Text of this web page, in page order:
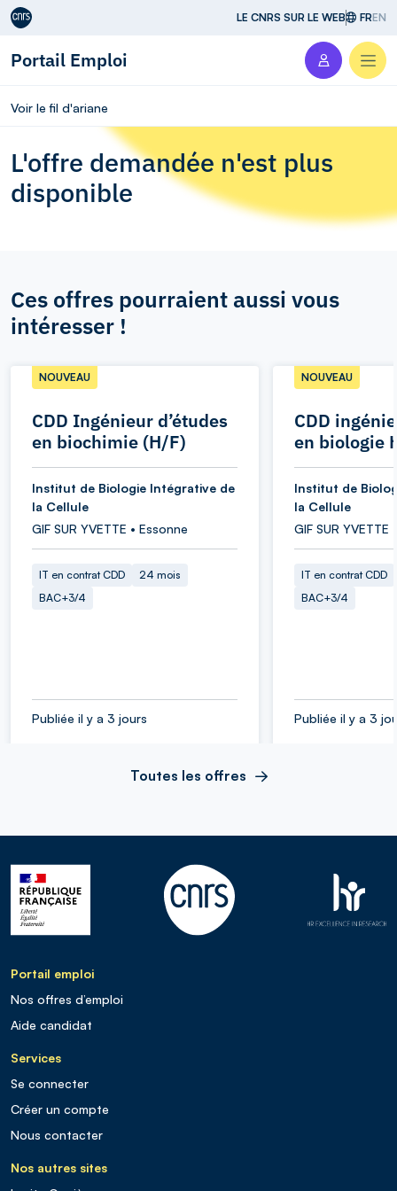
Aller au contenu LE CNRS SUR LE WEB FREN
Portail Emploi
Voir le fil d'ariane
L'offre demandée n'est plus
disponible
Ces offres pourraient aussi vous
intéresser !
CDD Ingénieur d’études
en biochimie (H/F)
NOUVEAU
Institut de Biologie Intégrative de
la Cellule
GIF SUR YVETTE • Essonne
IT en contrat CDD
24 mois
BAC+3/4
Publiée il y a 3 jours
CDD
en biologie
NOUVEAU
Institut de
la Cellule
GIF SUR YVETTE
IT en contrat CDD
BAC+3/4
Publiée il y a 3
Toutes les offres
Portail emploi
Nos offres d’emploi
Aide candidat
Services
Se connecter
Créer un compte
Nous contacter
Nos autres sites